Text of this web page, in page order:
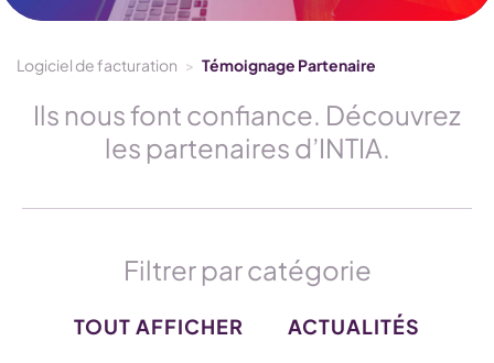
Ressources
Logiciel de facturation > Témoignage Partenaire
Ils nous font confiance. Découvrez
les partenaires d’INTIA.
Filtrer par catégorie
TOUT AFFICHER ACTUALITÉS